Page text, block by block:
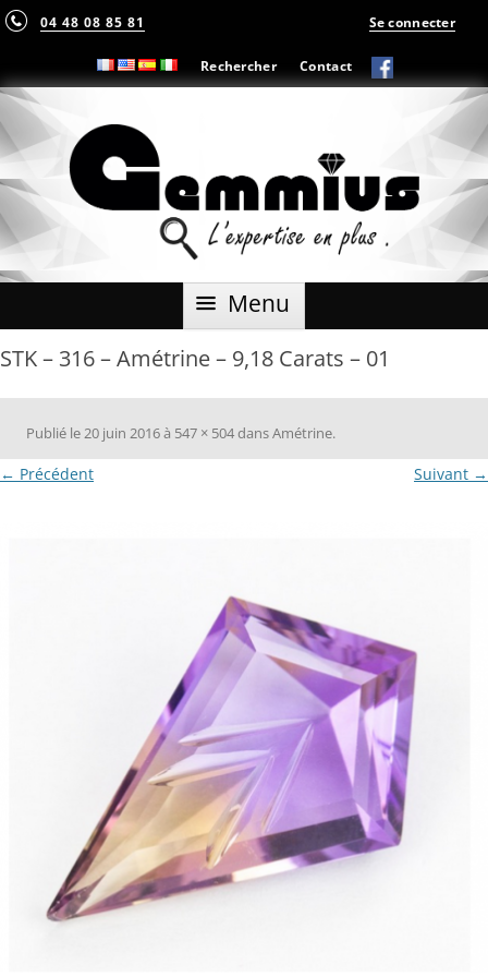
04 48 08 85 81
Rechercher Contact
Se connecter
Menu Aller
STK – 316 – Amétrine – 9,18 Carats – 01
Publié le20 juin 2016à 547 × 504dansAmétrine.
← Précédent Suivant →